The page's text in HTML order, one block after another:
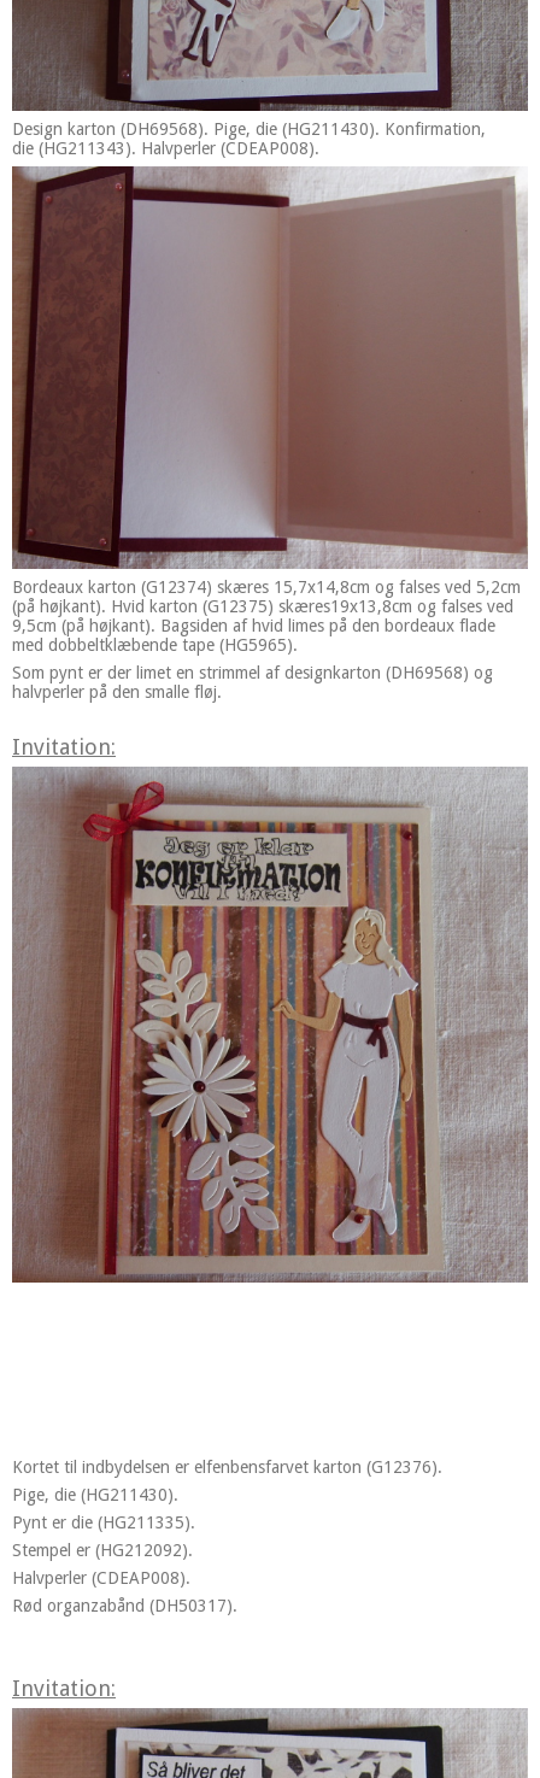
Design karton (DH69568). Pige, die (HG211430). Konfirmation,
die (HG211343). Halvperler (CDEAP008).
Bordeaux karton (G12374) skæres 15,7x14,8cm og falses ved 5,2cm
(på højkant). Hvid karton (G12375) skæres19x13,8cm og falses ved
9,5cm (på højkant). Bagsiden af hvid limes på den bordeaux flade
med dobbeltklæbende tape (HG5965).
Som pynt er der limet en strimmel af designkarton (DH69568) og
halvperler på den smalle fløj.
Invitation:
Kortet til indbydelsen er elfenbensfarvet karton (G12376).
Pige, die (HG211430).
Pynt er die (HG211335).
Stempel er (HG212092).
Halvperler (CDEAP008).
Rød organzabånd (DH50317).
Invitation: